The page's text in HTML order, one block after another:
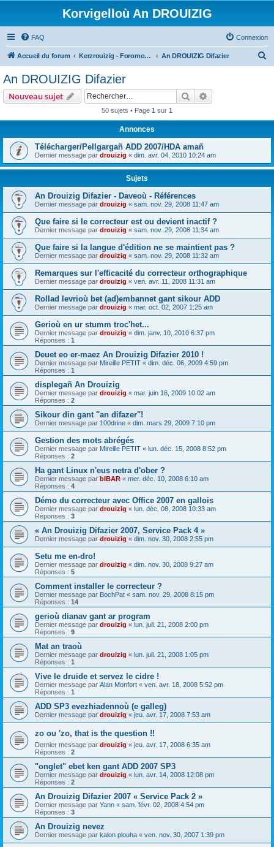
Korvigelloù An DROUIZIG
FAQ Connexion
Accueil du forum Kerzrouizig - Foromoù An Drouizig An DROUIZIG Difazier
e
r
An DROUIZIG Difazier
Nouveau sujet Rechercher
50 sujets • Page 1 sur 1
Annonces
Télécharger/Pellgargañ ADD 2007/HDA amañ
Dernier message par drouizig « dim. avr. 04, 2010 10:24 am
Sujets
An Drouizig Difazier - Daveoù - Références
Dernier message par drouizig « sam. nov. 29, 2008 11:47 am
Que faire si le correcteur est ou devient inactif ?
Dernier message par drouizig « sam. nov. 29, 2008 11:34 am
Que faire si la langue d'édition ne se maintient pas ?
Dernier message par drouizig « sam. nov. 29, 2008 11:32 am
Remarques sur l'efficacité du correcteur orthographique
Dernier message par drouizig « ven. avr. 11, 2008 11:31 am
Rollad levrioù bet (ad)embannet gant sikour ADD
Dernier message par drouizig « mar. oct. 02, 2007 1:25 am
Gerioù en ur stumm troc'het...
Dernier message par drouizig « dim. janv. 10, 2010 6:37 pm
Réponses : 1
Deuet eo er-maez An Drouizig Difazier 2010 !
Dernier message par Mireille PETIT « dim. déc. 06, 2009 4:59 pm
Réponses : 1
displegañ An Drouizig
Dernier message par drouizig « mar. juin 16, 2009 10:02 am
Réponses : 2
Sikour din gant "an difazer"!
Dernier message par 100drine « dim. mars 29, 2009 7:10 pm
Gestion des mots abrégés
Dernier message par Mireille PETIT « lun. déc. 15, 2008 8:52 pm
Réponses : 2
Ha gant Linux n'eus netra d'ober ?
Dernier message par bIBAR « mer. déc. 10, 2008 6:10 am
Réponses : 4
Démo du correcteur avec Office 2007 en gallois
Dernier message par drouizig « lun. déc. 08, 2008 10:33 am
Réponses : 3
« An Drouizig Difazier 2007, Service Pack 4 »
Dernier message par drouizig « dim. nov. 30, 2008 2:55 pm
Setu me en-dro!
Dernier message par drouizig « dim. nov. 30, 2008 9:27 am
Réponses : 5
Comment installer le correcteur ?
Dernier message par BochPat « sam. nov. 29, 2008 8:15 pm
Réponses : 14
gerioù dianav gant ar program
Dernier message par drouizig « lun. juil. 21, 2008 2:00 pm
Réponses : 9
Mat an traoù
Dernier message par drouizig « lun. juil. 21, 2008 1:05 pm
Réponses : 1
Vive le druide et servez le cidre !
Dernier message par Alan Monfort « ven. avr. 18, 2008 5:52 pm
Réponses : 1
ADD SP3 evezhiadennoù (e galleg)
Dernier message par drouizig « jeu. avr. 17, 2008 7:53 am
zo ou 'zo, that is the question !!
Dernier message par drouizig « jeu. avr. 17, 2008 6:35 am
Réponses : 2
"onglet" ebet ken gant ADD 2007 SP3
Dernier message par drouizig « lun. avr. 14, 2008 12:08 pm
Réponses : 2
An Drouizig Difazier 2007 « Service Pack 2 »
Dernier message par Yann « sam. févr. 02, 2008 4:54 pm
Réponses : 3
An Drouizig nevez
Dernier message par kalon plouha « ven. nov. 30, 2007 1:39 pm